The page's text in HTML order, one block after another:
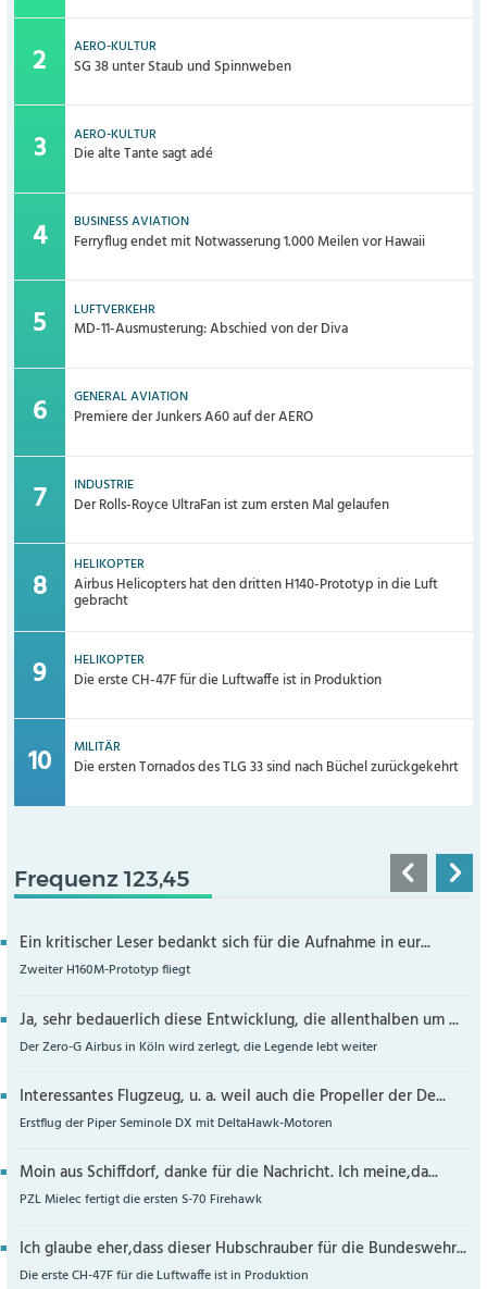
AERO-KULTUR
SG 38 unter Staub und Spinnweben
AERO-KULTUR
Die alte Tante sagt adé
BUSINESS AVIATION
Ferryflug endet mit Notwasserung 1.000 Meilen vor Hawaii
LUFTVERKEHR
MD-11-Ausmusterung: Abschied von der Diva
GENERAL AVIATION
Premiere der Junkers A60 auf der AERO
INDUSTRIE
Der Rolls-Royce UltraFan ist zum ersten Mal gelaufen
HELIKOPTER
Airbus Helicopters hat den dritten H140-Prototyp in die Luft
gebracht
HELIKOPTER
Die erste CH-47F für die Luftwaffe ist in Produktion
MILITÄR
Die ersten Tornados des TLG 33 sind nach Büchel zurückgekehrt
Frequenz 123,45
Ein kritischer Leser bedankt sich für die Aufnahme in eur...
Zweiter H160M-Prototyp fliegt
Ja, sehr bedauerlich diese Entwicklung, die allenthalben um ...
Der Zero-G Airbus in Köln wird zerlegt, die Legende lebt weiter
Interessantes Flugzeug, u. a. weil auch die Propeller der De...
Erstflug der Piper Seminole DX mit DeltaHawk-Motoren
Moin aus Schiffdorf, danke für die Nachricht. Ich meine,da...
PZL Mielec fertigt die ersten S-70 Firehawk
Ich glaube eher,dass dieser Hubschrauber für die Bundeswehr...
Die erste CH-47F für die Luftwaffe ist in Produktion